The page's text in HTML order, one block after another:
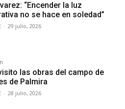
“Encender la luz
no se hace en soledad”
- 29 julio, 2026
las obras del campo de
de Palmira
- 28 julio, 2026